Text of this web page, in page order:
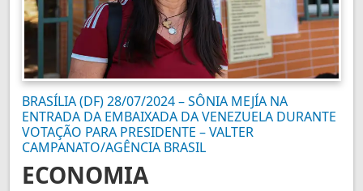
BRASÍLIA (DF) 28/07/2024 – SÔNIA MEJÍA NA
ENTRADA DA EMBAIXADA DA VENEZUELA DURANTE
VOTAÇÃO PARA PRESIDENTE – VALTER
CAMPANATO/AGÊNCIA BRASIL
ECONOMIA